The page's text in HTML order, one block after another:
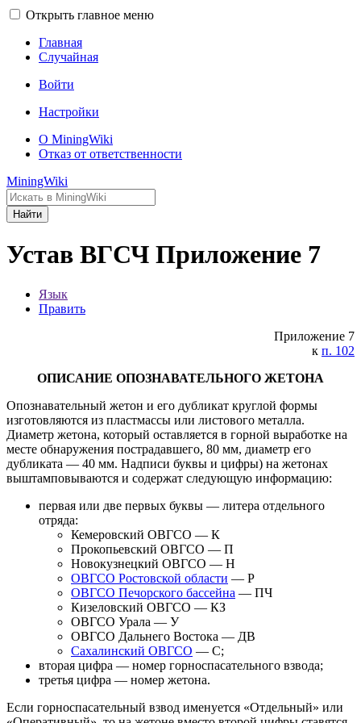
Открыть главное меню
Главная
Случайная
Войти
Настройки
О MiningWiki
Отказ от ответственности
MiningWiki
Найти
Устав ВГСЧ Приложение 7
Язык
Править
Приложение 7
к п. 102
ОПИСАНИЕ ОПОЗНАВАТЕЛЬНОГО ЖЕТОНА
Опознавательный жетон и его дубликат круглой формы
изготовляются из пластмассы или листового металла.
Диаметр жетона, который оставляется в горной выработке на
месте обнаружения пострадавшего, 80 мм, диаметр его
дубликата — 40 мм. Надписи буквы и цифры) на жетонах
выштамповываются и содержат следующую информацию:
первая или две первых буквы — литера отдельного
отряда:
Кемеровский ОВГСО — К
Прокопьевский ОВГСО — П
Новокузнецкий ОВГСО — Н
ОВГСО Ростовской области — Р
ОВГСО Печорского бассейна — ПЧ
Кизеловский ОВГСО — КЗ
ОВГСО Урала — У
ОВГСО Дальнего Востока — ДВ
Сахалинский ОВГСО — С;
вторая цифра — номер горноспасательного взвода;
третья цифра — номер жетона.
Если горноспасательный взвод именуется «Отдельный» или